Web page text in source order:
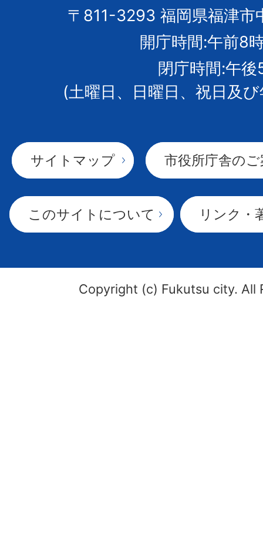
市
章
〒811-3293 福岡県福津市
開庁時間:午前8
閉庁時間:午後
(土曜日、日曜日、祝日及
サイトマップ 市役所庁舎の
このサイトについて リンク・
Copyright (c) Fukutsu city. All